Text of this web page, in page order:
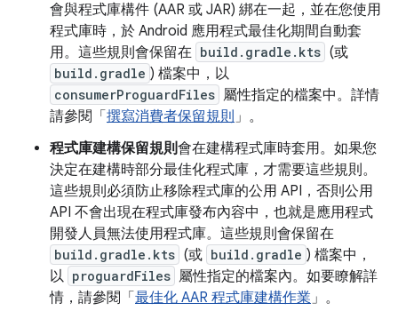
會與程式庫構件 (AAR 或 JAR) 綁在一起，並在您使用
程式庫時，於 Android 應用程式最佳化期間自動套
用。這些規則會保留在 build.gradle.kts (或
build.gradle ) 檔案中，以
consumerProguardFiles 屬性指定的檔案中。詳情
請參閱「 撰寫消費者保留規則 」。
程式庫建構保留規則會在建構程式庫時套用。如果您
決定在建構時部分最佳化程式庫，才需要這些規則。
這些規則必須防止移除程式庫的公用 API，否則公用
API 不會出現在程式庫發布內容中，也就是應用程式
開發人員無法使用程式庫。這些規則會保留在
build.gradle.kts (或 build.gradle ) 檔案中，
以 proguardFiles 屬性指定的檔案內。如要瞭解詳
情，請參閱「 最佳化 AAR 程式庫建構作業」。